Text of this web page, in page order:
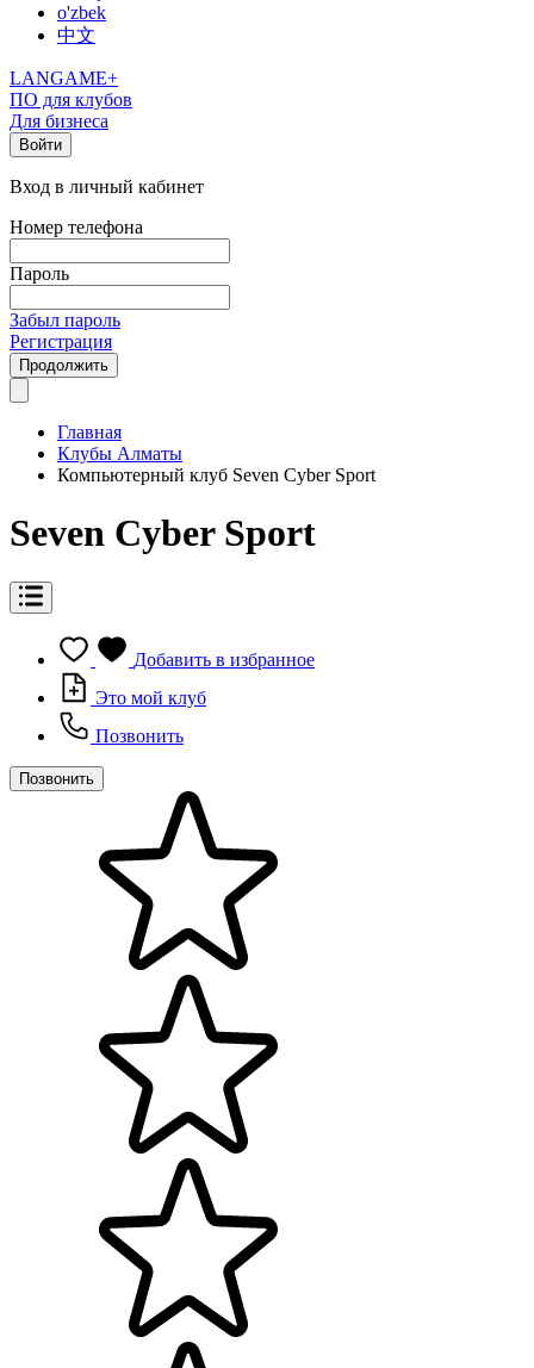
o'zbek
中文
LANGAME+
ПО для клубов
Для бизнеса
Войти
Вход в личный кабинет
Номер телефона
Пароль
Забыл пароль
Регистрация
Продолжить
Главная
Клубы Алматы
Компьютерный клуб Seven Cyber Sport
Seven Cyber Sport
Добавить в избранное
Это мой клуб
Позвонить
Позвонить